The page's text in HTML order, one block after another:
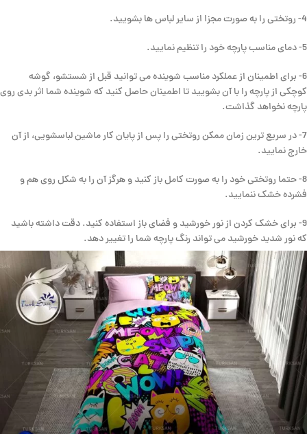
4- روتختی را به صورت مجزا از سایر لباس ها بشویید.
5- دمای مناسب پارچه خود را تنظیم نمایید.
6- برای اطمینان از عملکرد مناسب شوینده می توانید قبل از شستشو، گوشه
کوچکی از پارچه را با آن بشویید تا اطمینان حاصل کنید که شوینده شما اثر بدی روی
پارچه نخواهد گذاشت.
7- در سریع ترین زمان ممکن روتختی را پس از پایان کار ماشین لباسشویی، از آن
خارج نمایید.
8- حتما روتختی خود را به صورت کامل باز کنید و هرگز آن را به شکل روی هم و
فشرده خشک ننمایید.
9- برای خشک کردن از نور خورشید و فضای باز استفاده کنید. دقت داشته باشید
که نور شدید خورشید می تواند رنگ پارچه شما را تغییر دهد.